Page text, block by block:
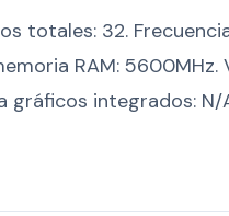
totales: 32.
RAM: 5600MHz.
gráficos integrados: N/